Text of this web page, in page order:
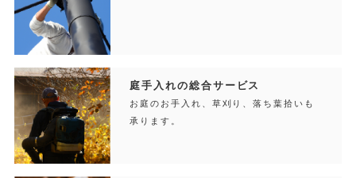
庭手入れの総合サービス
お庭のお手入れ、草刈り、落ち葉拾いも
承ります。